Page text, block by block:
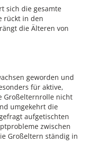
sich die gesamte
rückt in den
die Älteren von
geworden und
für aktive,
Großelternrolle nicht
umgekehrt die
aufgetischten
zwischen
Großeltern ständig in